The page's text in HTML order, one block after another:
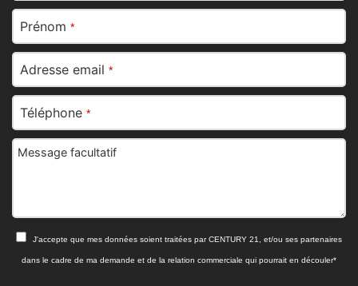
Prénom *
Adresse email *
Téléphone *
Message facultatif
J'accepte que mes données soient traitées par CENTURY 21, et/ou ses partenaires
dans le cadre de ma demande et de la relation commerciale qui pourrait en découler*